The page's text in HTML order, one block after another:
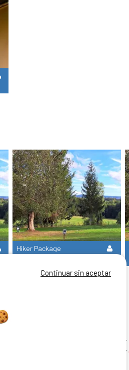
Hiker Package
Continuar sin aceptar